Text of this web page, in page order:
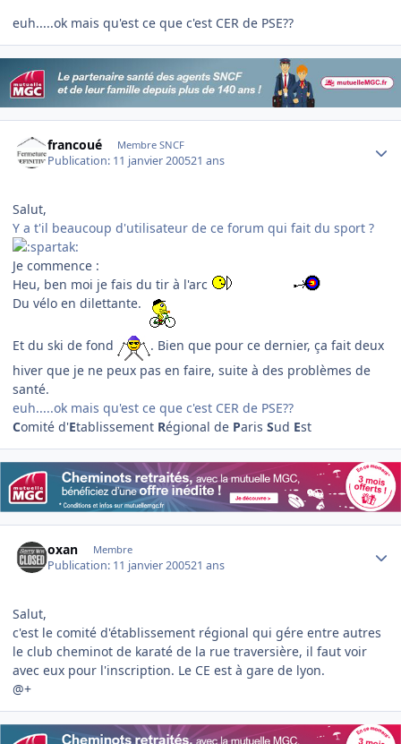
euh.....ok mais qu'est ce que c'est CER de PSE??
francoué Membre SNCF
Publication: 11 janvier 200521 ans
Salut,
Y a t'il beaucoup d'utilisateur de ce forum qui fait du sport ?
Je commence :
Heu, ben moi je fais du tir à l'arc
Du vélo en dilettante.
Et du ski de fond
. Bien que pour ce dernier, ça fait deux
hiver que je ne peux pas en faire, suite à des problèmes de
santé.
euh.....ok mais qu'est ce que c'est CER de PSE??
Comité d'Etablissement Régional de Paris Sud Est
oxan Membre
Publication: 11 janvier 200521 ans
Salut,
c'est le comité d'établissement régional qui gére entre autres
le club cheminot de karaté de la rue traversière, il faut voir
avec eux pour l'inscription. Le CE est à gare de lyon.
@+